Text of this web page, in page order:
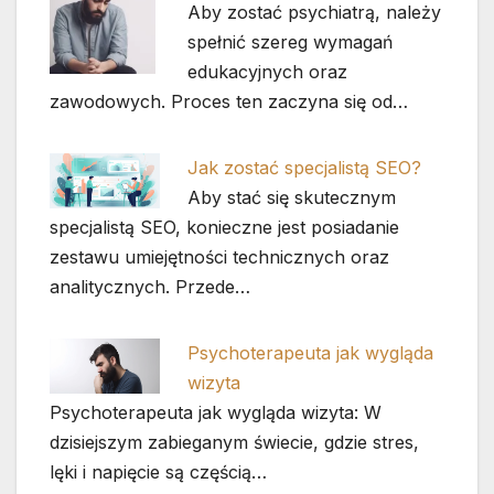
Aby zostać psychiatrą, należy
spełnić szereg wymagań
edukacyjnych oraz
zawodowych. Proces ten zaczyna się od…
Jak zostać specjalistą SEO?
Aby stać się skutecznym
specjalistą SEO, konieczne jest posiadanie
zestawu umiejętności technicznych oraz
analitycznych. Przede…
Psychoterapeuta jak wygląda
wizyta
Psychoterapeuta jak wygląda wizyta: W
dzisiejszym zabieganym świecie, gdzie stres,
lęki i napięcie są częścią…